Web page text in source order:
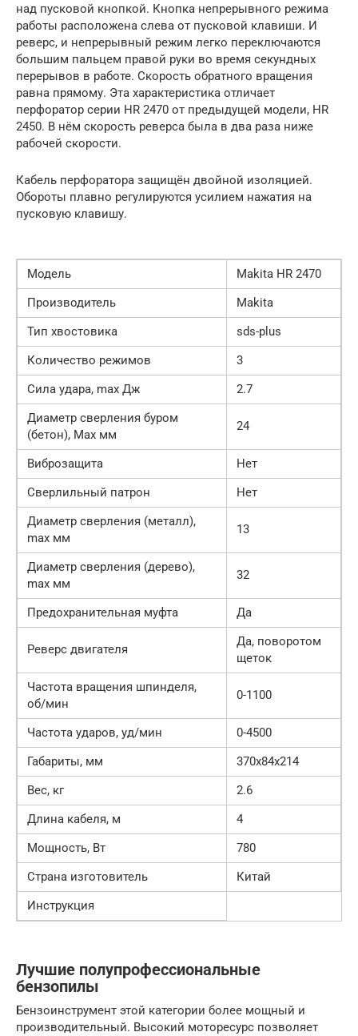
над пусковой кнопкой. Кнопка непрерывного режима
работы расположена слева от пусковой клавиши. И
реверс, и непрерывный режим легко переключаются
большим пальцем правой руки во время секундных
перерывов в работе. Скорость обратного вращения
равна прямому. Эта характеристика отличает
перфоратор серии HR 2470 от предыдущей модели, HR
2450. В нём скорость реверса была в два раза ниже
рабочей скорости.
Кабель перфоратора защищён двойной изоляцией.
Обороты плавно регулируются усилием нажатия на
пусковую клавишу.
Модель
Makita HR 2470
Производитель
Makita
Тип хвостовика
sds-plus
Количество режимов
3
Сила удара, max Дж
2.7
Диаметр сверления буром
(бетон), Max мм
24
Виброзащита
Нет
Сверлильный патрон
Нет
Диаметр сверления (металл),
max мм
13
Диаметр сверления (дерево),
max мм
32
Предохранительная муфта Да
Реверс двигателя
Да, поворотом
щеток
Частота вращения шпинделя,
об/мин
0-1100
Частота ударов, уд/мин
0-4500
Габариты, мм
370х84х214
Вес, кг
2.6
Длина кабеля, м
4
Мощность, Вт
780
Страна изготовитель
Китай
Инструкция
Лучшие полупрофессиональные
бензопилы
Бензоинструмент этой категории более мощный и
производительный. Высокий моторесурс позволяет